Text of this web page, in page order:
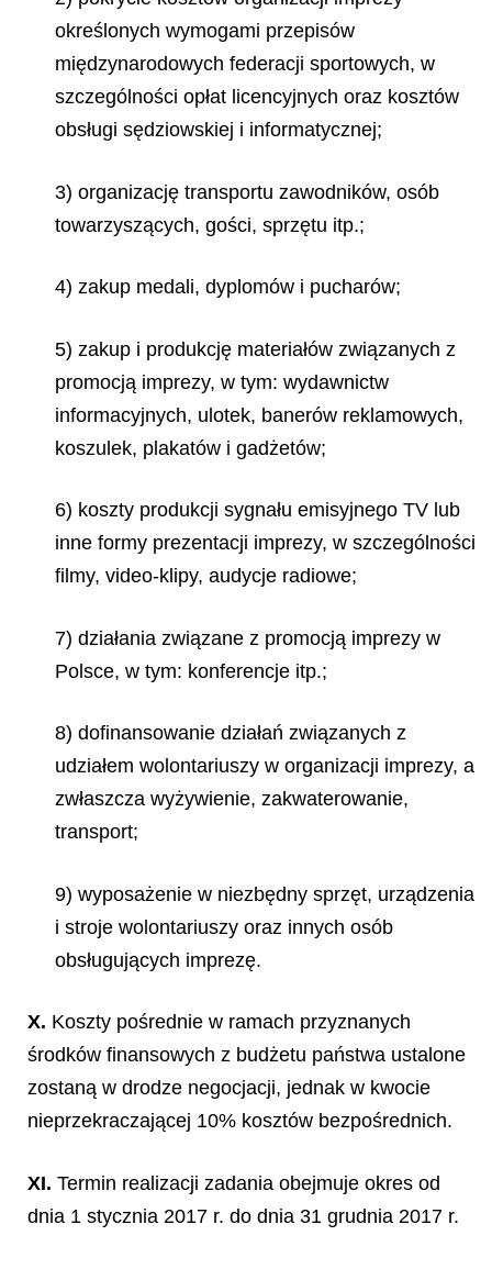
określonych wymogami przepisów
międzynarodowych federacji sportowych, w
szczególności opłat licencyjnych oraz kosztów
obsługi sędziowskiej i informatycznej;
3) organizację transportu zawodników, osób
towarzyszących, gości, sprzętu itp.;
4) zakup medali, dyplomów i pucharów;
5) zakup i produkcję materiałów związanych z
promocją imprezy, w tym: wydawnictw
informacyjnych, ulotek, banerów reklamowych,
koszulek, plakatów i gadżetów;
6) koszty produkcji sygnału emisyjnego TV lub
inne formy prezentacji imprezy, w szczególności
filmy, video-klipy, audycje radiowe;
7) działania związane z promocją imprezy w
Polsce, w tym: konferencje itp.;
8) dofinansowanie działań związanych z
udziałem wolontariuszy w organizacji imprezy, a
zwłaszcza wyżywienie, zakwaterowanie,
transport;
9) wyposażenie w niezbędny sprzęt, urządzenia
i stroje wolontariuszy oraz innych osób
obsługujących imprezę.
X. Koszty pośrednie w ramach przyznanych
środków finansowych z budżetu państwa ustalone
zostaną w drodze negocjacji, jednak w kwocie
nieprzekraczającej 10% kosztów bezpośrednich.
XI. Termin realizacji zadania obejmuje okres od
dnia 1 stycznia 2017 r. do dnia 31 grudnia 2017 r.